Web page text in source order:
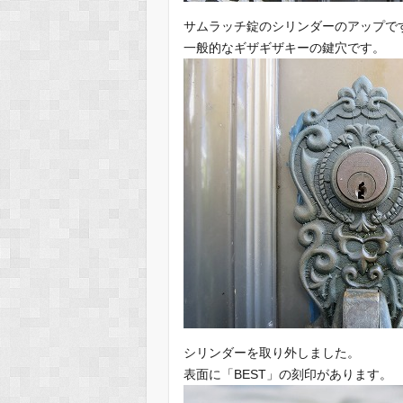
サムラッチ錠のシリンダーのアップで
一般的なギザギザキーの鍵穴です。
シリンダーを取り外しました。
表面に「BEST」の刻印があります。